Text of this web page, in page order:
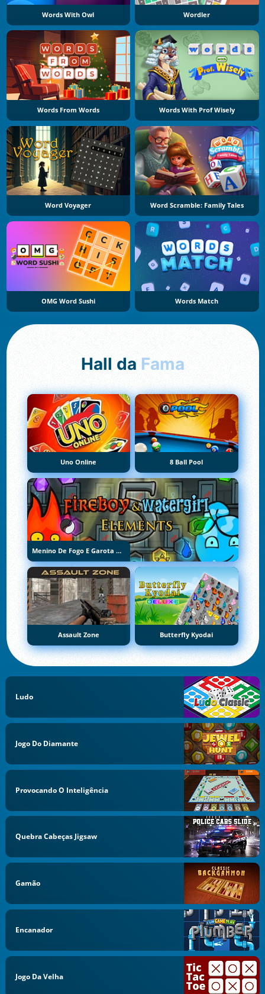
Words With Owl Wordler
Words From Words Words With Prof Wisely
Word Voyager Word Scramble: Family Tales
OMG Word Sushi Words Match
Hall da Fama
Uno Online 8 Ball Pool
Menino De Fogo E Garota De Água 5: Elementos
Assault Zone Butterfly Kyodai
Ludo
Jogo Do Diamante
Provocando O Inteligência
Quebra Cabeças Jigsaw
Gamão
Encanador
Jogo Da Velha